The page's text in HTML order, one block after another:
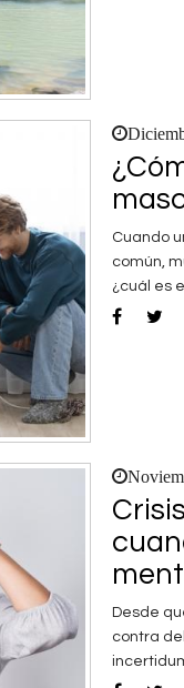
Cuando
común,
¿cuál es
Desde
contra